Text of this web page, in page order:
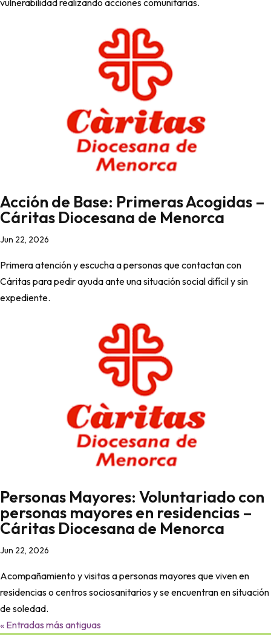
vulnerabilidad realizando acciones comunitarias.
Acción de Base: Primeras Acogidas –
Cáritas Diocesana de Menorca
Jun 22, 2026
Primera atención y escucha a personas que contactan con
Cáritas para pedir ayuda ante una situación social difícil y sin
expediente.
Personas Mayores: Voluntariado con
personas mayores en residencias –
Cáritas Diocesana de Menorca
Jun 22, 2026
Acompañamiento y visitas a personas mayores que viven en
residencias o centros sociosanitarios y se encuentran en situación
de soledad.
« Entradas más antiguas